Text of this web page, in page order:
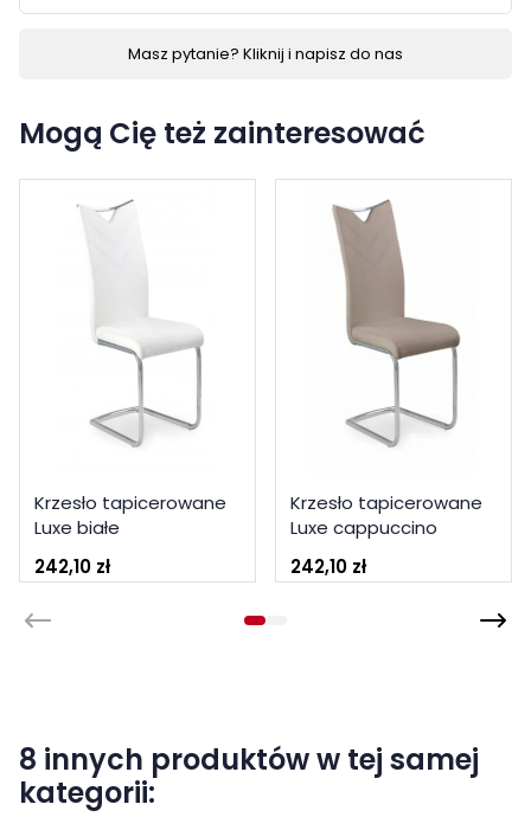
Masz pytanie? Kliknij i napisz do nas
Mogą Cię też zainteresować
Krzesło tapicerowane
Luxe białe
242,10 zł
Krzesło tapicerowane
Luxe cappuccino
242,10 zł
8 innych produktów w tej samej
kategorii: